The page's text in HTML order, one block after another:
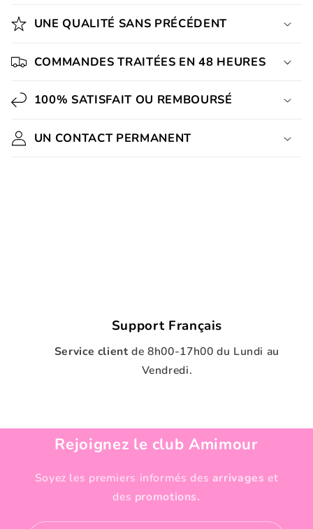
UNE QUALITÉ SANS PRÉCÉDENT
COMMANDES TRAITÉES EN 48 HEURES
100% SATISFAIT OU REMBOURSÉ
UN CONTACT PERMANENT
Support Français
Service clientde 8h00-17h00 du Lundi au
Vendredi.
Rejoignez le club Amimour
Soyez les premiers informés des arrivageset
des promotions.